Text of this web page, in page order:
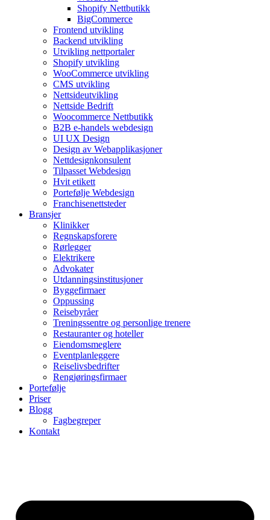
Shopify Nettbutikk
BigCommerce
Frontend utvikling
Backend utvikling
Utvikling nettportaler
Shopify utvikling
WooCommerce utvikling
CMS utvikling
Nettsideutvikling
Nettside Bedrift
Woocommerce Nettbutikk
B2B e-handels webdesign
UI UX Design
Design av Webapplikasjoner
Nettdesignkonsulent
Tilpasset Webdesign
Hvit etikett
Portefølje Webdesign
Franchisenettsteder
Bransjer
Klinikker
Regnskapsforere
Rørlegger
Elektrikere
Advokater
Utdanningsinstitusjoner
Byggefirmaer
Oppussing
Reisebyråer
Treningssentre og personlige trenere
Restauranter og hoteller
Eiendomsmeglere
Eventplanleggere
Reiselivsbedrifter
Rengjøringsfirmaer
Portefølje
Priser
Blogg
Fagbegreper
Kontakt